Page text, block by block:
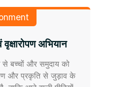
अभियान
से बच्चों और समुदाय को
और प्रकृति से जुड़ाव के